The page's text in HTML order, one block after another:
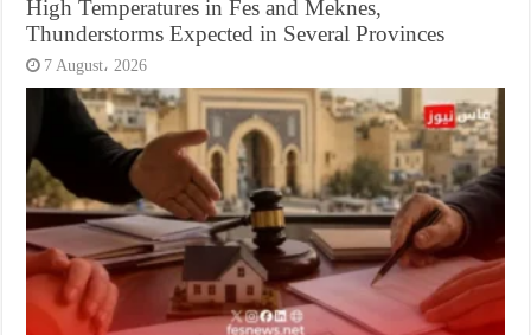
High Temperatures in Fes and Meknes,
Thunderstorms Expected in Several Provinces
7 August، 2026